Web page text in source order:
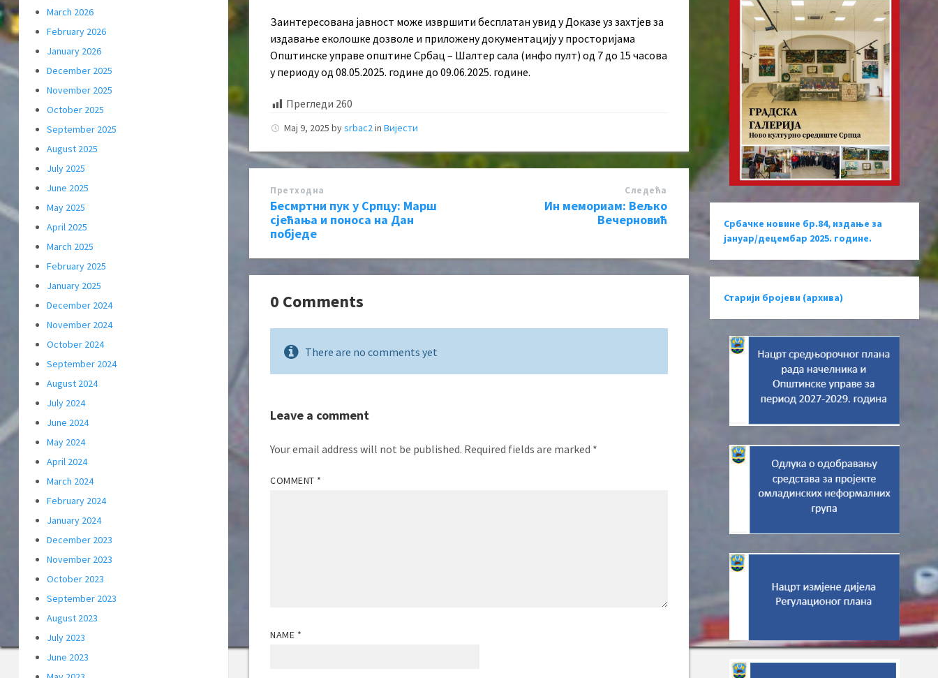
Заинтересована јавност може извршити бесплатан увид у Доказе уз захтјев за
издавање еколошке дозволе и приложену документацију у просторијама
Општинске управе општине Србац – Шалтер сала (инфо пулт) од 7 до 15 часова
у периоду од 08.05.2025. године до 09.06.2025. године.
Прегледи 260
Мај 9, 2025 bysrbac2 in Вијести
Претходна
Бесмртни пук у Српцу: Марш
сјећања и поноса на Дан
побједе
Следећa
Ин мемориам: Вељко
Вечерновић
0 Comments
There are no comments yet
Leave a comment
Your email address will not be published. Required fields are marked *
COMMENT *
NAME *
March 2026
February 2026
January 2026
December 2025
November 2025
October 2025
September 2025
August 2025
July 2025
June 2025
May 2025
April 2025
March 2025
February 2025
January 2025
December 2024
November 2024
October 2024
September 2024
August 2024
July 2024
June 2024
May 2024
April 2024
March 2024
February 2024
January 2024
December 2023
November 2023
October 2023
September 2023
August 2023
July 2023
June 2023
Србачке новине бр.84, издање за
јануар/децембар 2025. године.
Старији бројеви (архива)